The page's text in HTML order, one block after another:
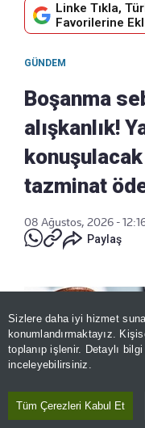
Sizlere daha iyi hizmet
konumlandırmaktayız.
toplanıp işlenir. Detaylı
inceleyebilirsiniz.
Tüm Çerezleri Kabul Et
Linke Tıkla,
Favorilerine
GÜNDEM
Boşanma
alışkanlık!
tazminat
08 Ağustos, 2026 -
Paylaş